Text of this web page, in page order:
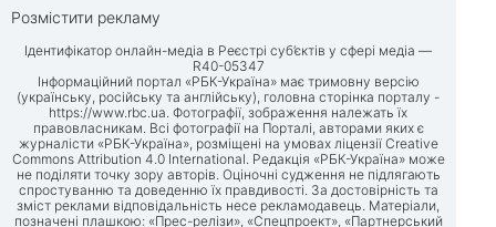
Розмістити рекламу
Ідентифікатор онлайн-медіа в Реєстрі суб’єктів у сфері медіа —
R40-05347
Інформаційний портал «РБК-Україна» має тримовну версію
(українську, російську та англійську), головна сторінка порталу -
https://www.rbc.ua . Фотографії, зображення належать їх
правовласникам. Всі фотографії на Порталі, авторами яких є
журналісти «РБК-Україна», розміщені на умовах ліцензії Creative
Commons Attribution 4.0 International. Редакція «РБК-Україна» може
не поділяти точку зору авторів. Оціночні судження не підлягають
спростуванню та доведенню їх правдивості. За достовірність та
зміст реклами відповідальність несе рекламодавець. Матеріали,
позначені плашкою: «Прес-релізи», «Спецпроект», «Партнерський